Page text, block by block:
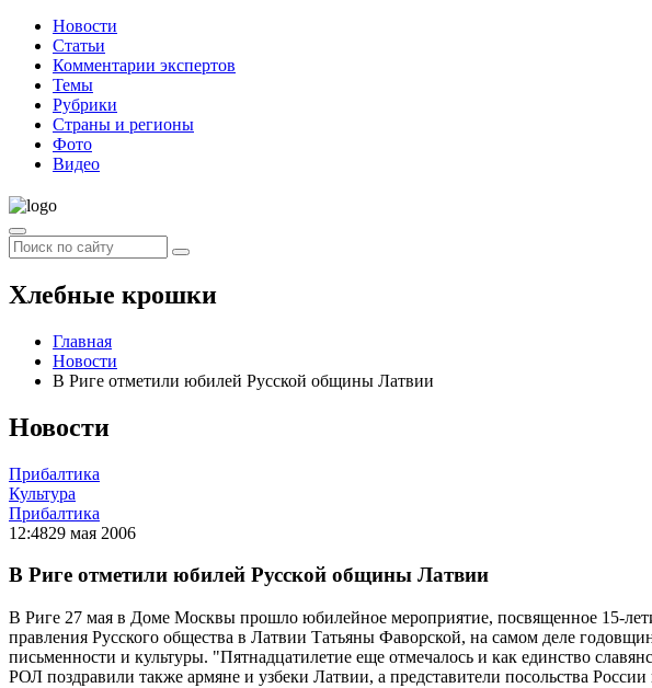
Новости
Статьи
Комментарии экспертов
Темы
Рубрики
Страны и регионы
Фото
Видео
Хлебные крошки
Главная
Новости
В Риге отметили юбилей Русской общины Латвии
Новости
Прибалтика
Культура
Прибалтика
12:4829 мая 2006
В Риге отметили юбилей Русской общины Латвии
В Риге 27 мая в Доме Москвы прошло юбилейное мероприятие, посвященное 15-
правления Русского общества в Латвии Татьяны Фаворской, на самом деле
письменности и культуры. "Пятнадцатилетие еще отмечалось и как единство
РОЛ поздравили также армяне и узбеки Латвии, а представители посольства